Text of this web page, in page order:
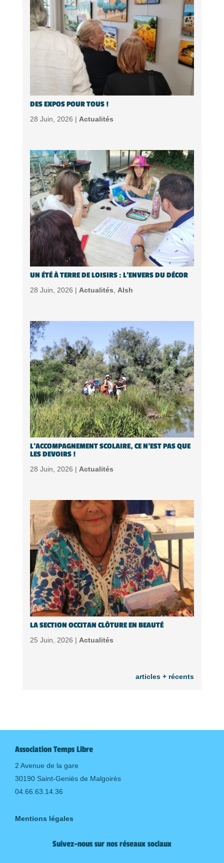
DES EXPOS POUR TOUS !
28 Juin, 2026 | Actualités
UN ÉTÉ À TERRE DE LOISIRS : L’ENVERS DU DÉCOR
28 Juin, 2026 | Actualités Alsh
L’ACCOMPAGNEMENT SCOLAIRE, CE N’EST PAS QUE
LES DEVOIRS !
28 Juin, 2026 | Actualités
LA SECTION OCCITAN CLÔTURE EN BEAUTÉ
25 Juin, 2026 | Actualités
articles + récents
Association Temps Libre
2 Avenue de la gare
30190 Saint-Geniès de Malgoirès
04.66.63.14.36
Mentions légales
Suivez-nous sur nos réseaux sociaux